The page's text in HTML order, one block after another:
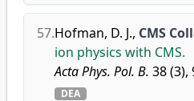
57.Hofman, D. J., CMS
ion physics with CMS.
Acta Phys. Pol. B. 38 (3),
DEA